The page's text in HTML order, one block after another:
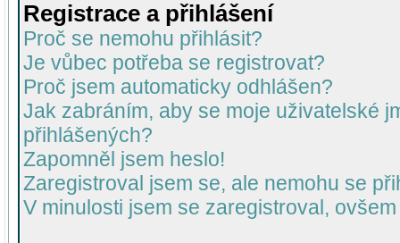
Registrace a přihlášení
Proč se nemohu přihlásit?
Je vůbec potřeba se registrovat?
Proč jsem automaticky odhlášen?
Jak zabráním, aby se moje uživatelské
přihlášených?
Zapomněl jsem heslo!
Zaregistroval jsem se, ale nemohu se
V minulosti jsem se zaregistroval,